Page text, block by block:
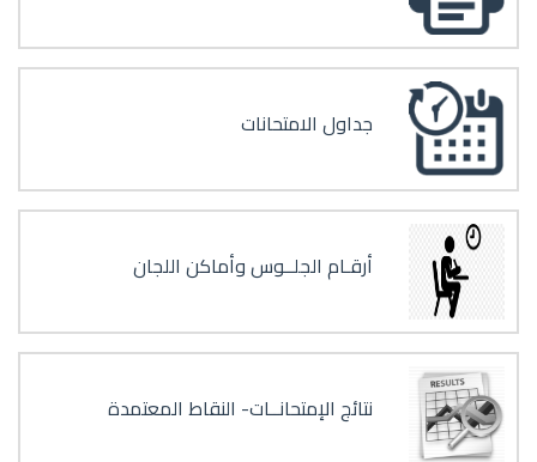
جداول الامتحانات
أرقـام الجلــوس وأماكن اللجان
نتائج الإمتحانــات- النقاط المعتمدة